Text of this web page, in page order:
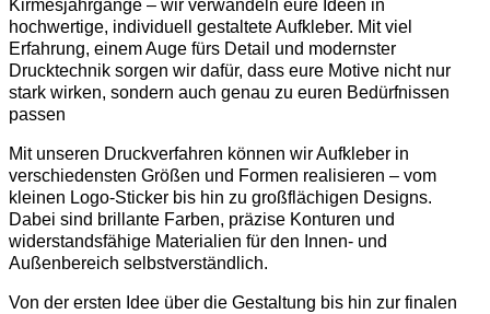
Kirmesjahrgänge – wir verwandeln eure Ideen in
hochwertige, individuell gestaltete Aufkleber. Mit viel
Erfahrung, einem Auge fürs Detail und modernster
Drucktechnik sorgen wir dafür, dass eure Motive nicht nur
stark wirken, sondern auch genau zu euren Bedürfnissen
passen
Mit unseren Druckverfahren können wir Aufkleber in
verschiedensten Größen und Formen realisieren – vom
kleinen Logo-Sticker bis hin zu großflächigen Designs.
Dabei sind brillante Farben, präzise Konturen und
widerstandsfähige Materialien für den Innen- und
Außenbereich selbstverständlich.
Von der ersten Idee über die Gestaltung bis hin zur finalen